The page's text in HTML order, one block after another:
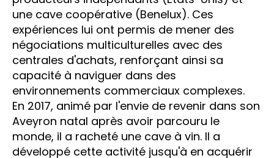
une cave coopérative (Benelux). Ces
expériences lui ont permis de mener des
négociations multiculturelles avec des
centrales d'achats, renforçant ainsi sa
capacité à naviguer dans des
environnements commerciaux complexes.
En 2017, animé par l'envie de revenir dans son
Aveyron natal après avoir parcouru le
monde, il a racheté une cave à vin. Il a
développé cette activité jusqu'à en acquérir